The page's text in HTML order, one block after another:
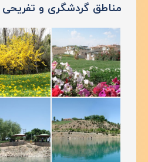
مناطق گردشگری و تفریحی